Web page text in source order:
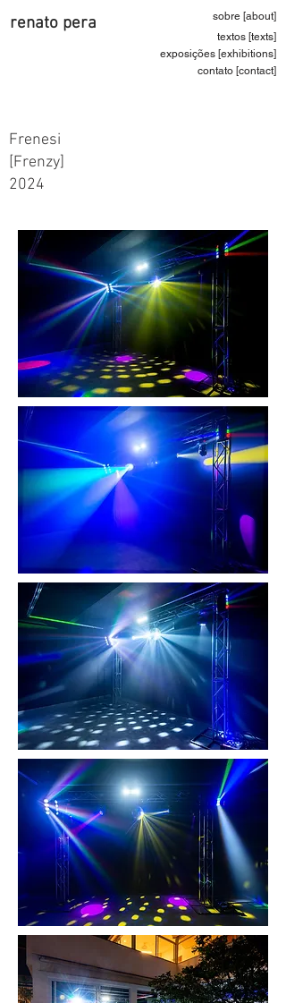
renato pera
sobre [about]
textos [texts]
exposições [exhibitions]
contato [contact]
Frenesi
[Frenzy]
2024